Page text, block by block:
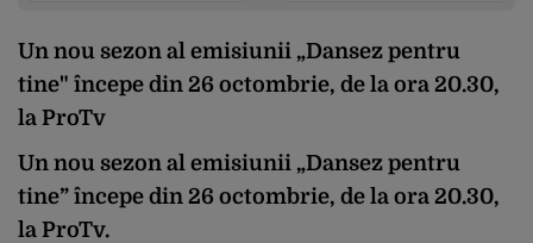
Un nou sezon al emisiunii „Dansez pentru
tine" începe din 26 octombrie, de la ora 20.30,
la ProTv
Un nou sezon al emisiunii „Dansez pentru
tine” începe din 26 octombrie, de la ora 20.30,
la ProTv.